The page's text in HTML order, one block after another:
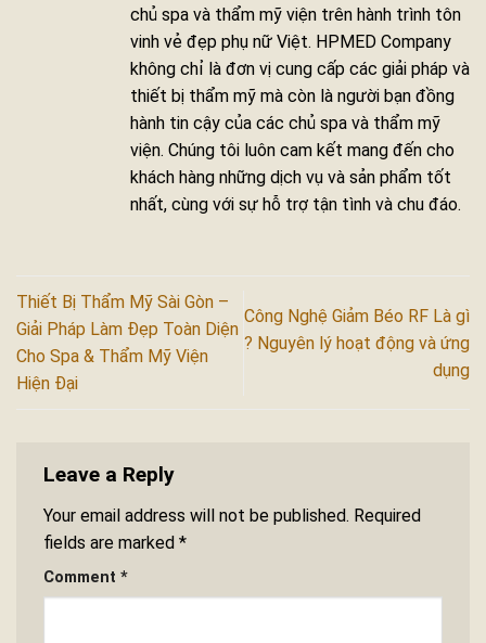
chủ spa và thẩm mỹ viện trên hành trình tôn
vinh vẻ đẹp phụ nữ Việt. HPMED Company
không chỉ là đơn vị cung cấp các giải pháp và
thiết bị thẩm mỹ mà còn là người bạn đồng
hành tin cậy của các chủ spa và thẩm mỹ
viện. Chúng tôi luôn cam kết mang đến cho
khách hàng những dịch vụ và sản phẩm tốt
nhất, cùng với sự hỗ trợ tận tình và chu đáo.
Thiết Bị Thẩm Mỹ Sài Gòn –
Giải Pháp Làm Đẹp Toàn Diện
Cho Spa & Thẩm Mỹ Viện
Hiện Đại
Công Nghệ Giảm Béo RF Là gì
? Nguyên lý hoạt động và ứng
dụng
Leave a Reply
Your email address will not be published. Required
fields are marked *
Comment *